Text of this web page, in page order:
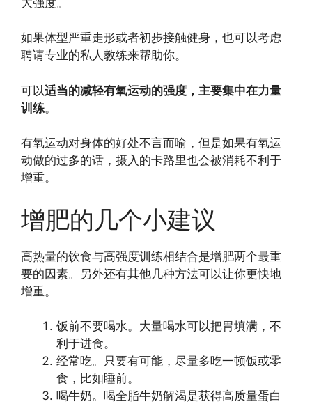
如果体型严重走形或者初步接触健身，也可以考虑
聘请专业的私人教练来帮助你。
可以适当的减轻有氧运动的强度，主要集中在力量
训练。
有氧运动对身体的好处不言而喻，但是如果有氧运
动做的过多的话，摄入的卡路里也会被消耗不利于
增重。
增肥的几个小建议
高热量的饮食与高强度训练相结合是增肥两个最重
要的因素。另外还有其他几种方法可以让你更快地
增重。
饭前不要喝水。大量喝水可以把胃填满，不
利于进食。
经常吃。只要有可能，尽量多吃一顿饭或零
食，比如睡前。
喝牛奶。喝全脂牛奶解渴是获得高质量蛋白